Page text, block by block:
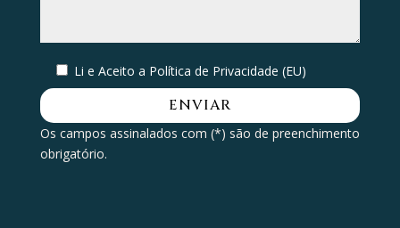
Li e Aceito a Política de Privacidade (EU)
Os campos assinalados com (*) são de preenchimento
obrigatório.